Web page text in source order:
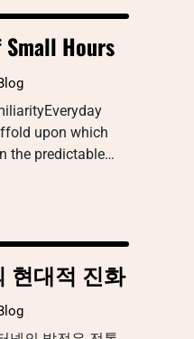
Small Hours
upon which
the predictable…
현대적 진화